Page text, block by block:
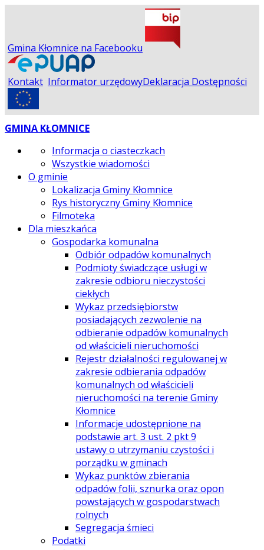
Gmina Kłomnice na Facebooku
Kontakt Informator urzędowyDeklaracja Dostępności
GMINA KŁOMNICE
Informacja o ciasteczkach
Wszystkie wiadomości
O gminie
Lokalizacja Gminy Kłomnice
Rys historyczny Gminy Kłomnice
Filmoteka
Dla mieszkańca
Gospodarka komunalna
Odbiór odpadów komunalnych
Podmioty świadczące usługi w
zakresie odbioru nieczystości
ciekłych
Wykaz przedsiębiorstw
posiadających zezwolenie na
odbieranie odpadów komunalnych
od właścicieli nieruchomości
Rejestr działalności regulowanej w
zakresie odbierania odpadów
komunalnych od właścicieli
nieruchomości na terenie Gminy
Kłomnice
Informacje udostępnione na
podstawie art. 3 ust. 2 pkt 9
ustawy o utrzymaniu czystości i
porządku w gminach
Wykaz punktów zbierania
odpadów folii, sznurka oraz opon
powstających w gospodarstwach
rolnych
Segregacja śmieci
Podatki